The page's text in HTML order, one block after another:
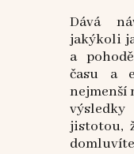
Dává
jakýkoli
a
času a
nejmenší
jistotou,